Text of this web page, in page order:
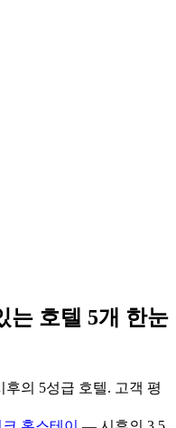
는 호텔 5개 한눈
의 5성급 호텔. 고객 평